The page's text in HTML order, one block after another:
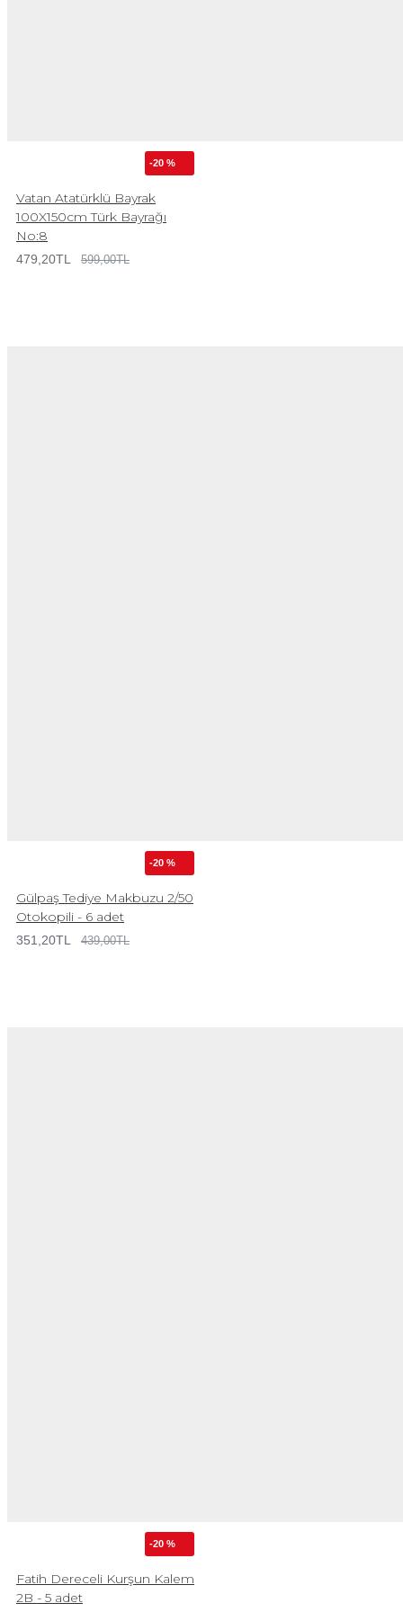
-20 %
Vatan Atatürklü Bayrak
100X150cm Türk Bayrağı
No:8
479,20TL 599,00TL
-20 %
Gülpaş Tediye Makbuzu 2/50
Otokopili - 6 adet
351,20TL 439,00TL
-20 %
Fatih Dereceli Kurşun Kalem
2B - 5 adet